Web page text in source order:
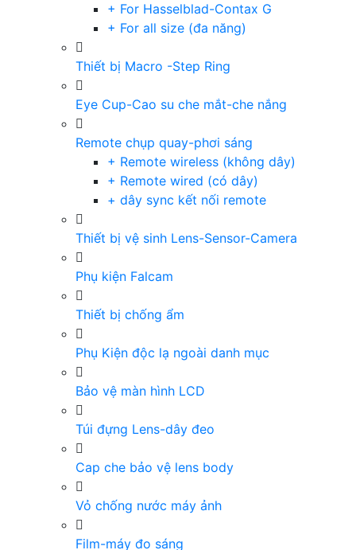
+ For Hasselblad-Contax G
+ For all size (đa năng)
Thiết bị Macro -Step Ring
Eye Cup-Cao su che mắt-che nắng
Remote chụp quay-phơi sáng
+ Remote wireless (không dây)
+ Remote wired (có dây)
+ dây sync kết nối remote
Thiết bị vệ sinh Lens-Sensor-Camera
Phụ kiện Falcam
Thiết bị chống ẩm
Phụ Kiện độc lạ ngoài danh mục
Bảo vệ màn hình LCD
Túi đựng Lens-dây đeo
Cap che bảo vệ lens body
Vỏ chống nước máy ảnh
Film-máy đo sáng